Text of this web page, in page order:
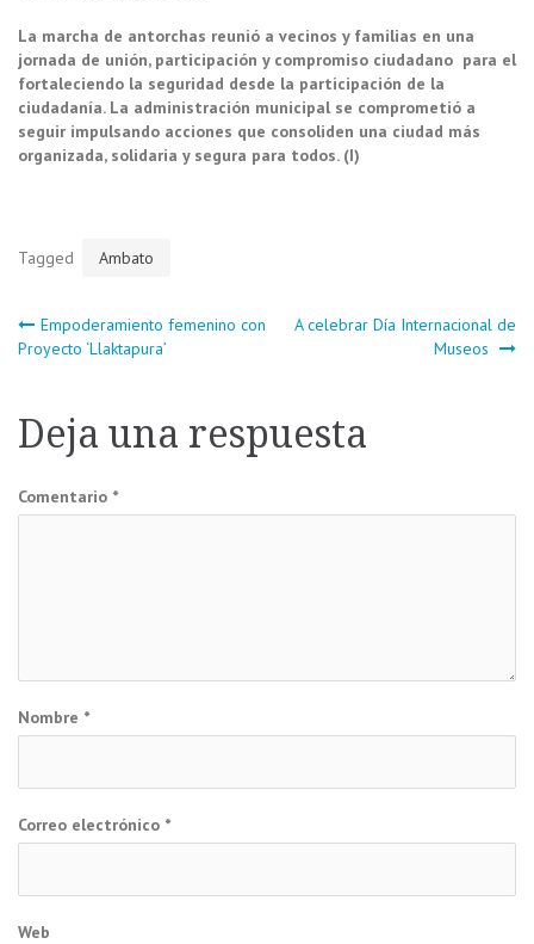
La marcha de antorchas reunió a vecinos y familias en una
jornada de unión, participación y compromiso ciudadano para el
fortaleciendo la seguridad desde la participación de la
ciudadanía. La administración municipal se comprometió a
seguir impulsando acciones que consoliden una ciudad más
organizada, solidaria y segura para todos. (I)
Tagged Ambato
Navegación
entradas
Empoderamiento femenino con
Proyecto ‘Llaktapura’
A celebrar Día Internacional de
Museos
Deja una respuesta
Comentario *
Nombre *
Correo electrónico *
Web